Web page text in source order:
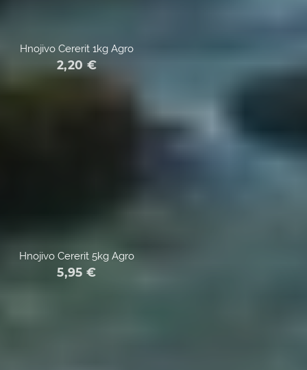
Hnojivo Cererit 1kg Agro
2,20 €
Hnojivo Cererit 5kg Agro
5,95 €